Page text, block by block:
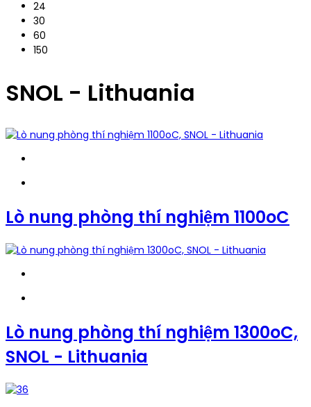
24
30
60
150
SNOL - Lithuania
Lò nung phòng thí nghiệm 1100oC
Lò nung phòng thí nghiệm 1300oC,
SNOL - Lithuania